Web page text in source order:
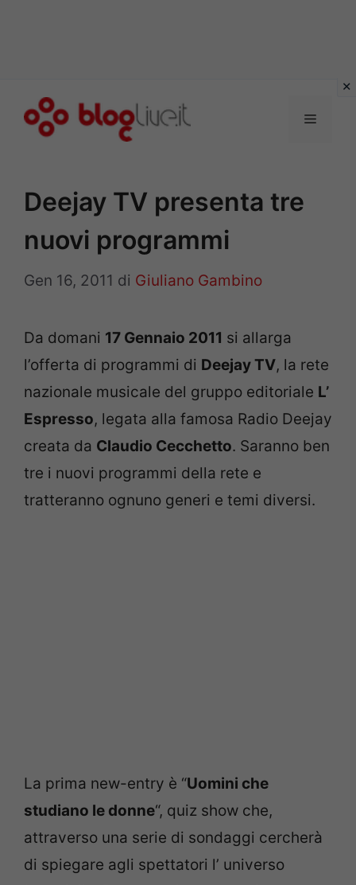
Menu
Deejay TV presenta tre
nuovi programmi
Gen 16, 2011 di Giuliano Gambino
Da domani 17 Gennaio 2011 si allarga
l’offerta di programmi di Deejay TV, la rete
nazionale musicale del gruppo editoriale L’
Espresso, legata alla famosa Radio Deejay
creata da Claudio Cecchetto. Saranno ben
tre i nuovi programmi della rete e
tratteranno ognuno generi e temi diversi.
La prima new-entry è “Uomini che
studiano le donne“, quiz show che,
attraverso una serie di sondaggi cercherà
di spiegare agli spettatori l’ universo